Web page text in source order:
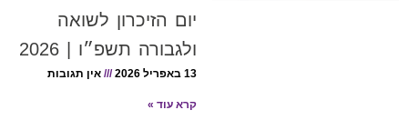
יום הזיכרון לשואה
ולגבורה תשפ״ו | 2026
13 באפריל 2026 אין תגובות
קרא עוד »